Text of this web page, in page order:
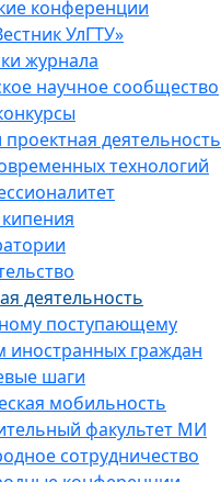
конференции
УлГТУ»
журнала
научное сообщество
деятельность
технологий
деятельность
поступающему
иностранных граждан
шаги
мобильность
факультет МИ
сотрудничество